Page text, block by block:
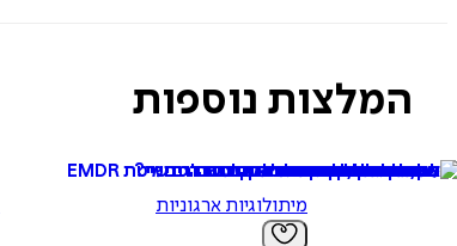
המלצות נוספות
מיתולוגיות ארגוניות